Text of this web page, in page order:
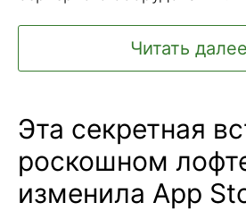
Читать
Эта секретная
роскошном
изменила App